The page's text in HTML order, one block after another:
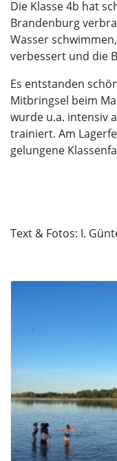
Die Klasse 4b hat
Brandenburg
Wasser
verbessert und die
Es entstanden
Mitbringsel beim
wurde u.a. intensiv
trainiert. Am
gelungene
Text & Fotos: I.